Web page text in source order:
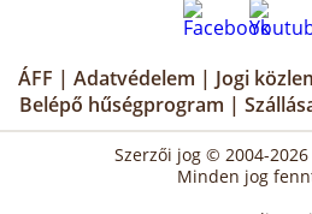
ÁFF | Adatvédelem | Jogi
Belépő hűségprogram |
Szerzői jog © 2004-
Minden jog